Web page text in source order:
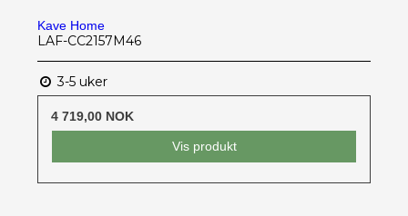
Kave Home
LAF-CC2157M46
3-5 uker
4 719,00 NOK
Vis produkt